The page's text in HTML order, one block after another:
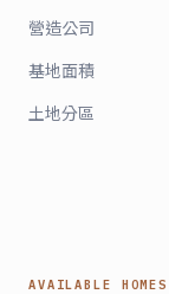
營造公司
基地面積
土地分區
AVAILABLE HOMES